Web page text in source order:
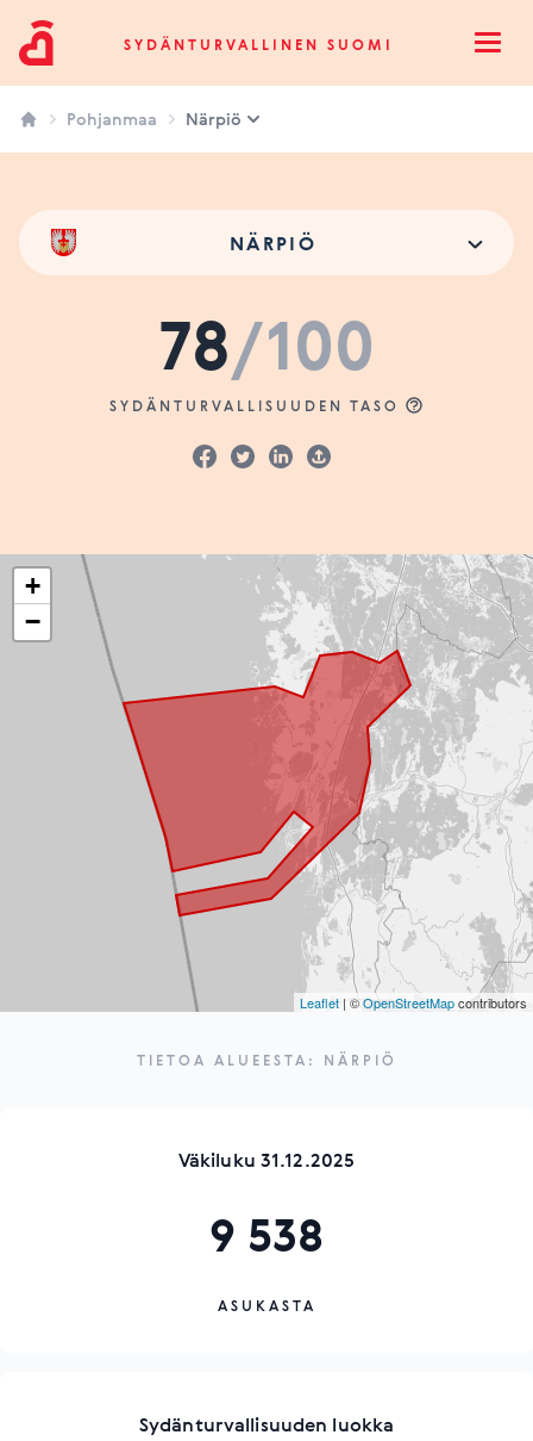
Sydänturvallinen SuomiSYDÄNTURVALLINEN SUOMI
Pohjanmaa Närpiö
NÄRPIÖ
78/100
SYDÄNTURVALLISUUDEN TASO
+
−
Leaflet | ©OpenStreetMapcontributors
TIETOA ALUEESTA: NÄRPIÖ
Väkiluku 31.12.2025
9 538
ASUKASTA
Sydänturvallisuuden luokka